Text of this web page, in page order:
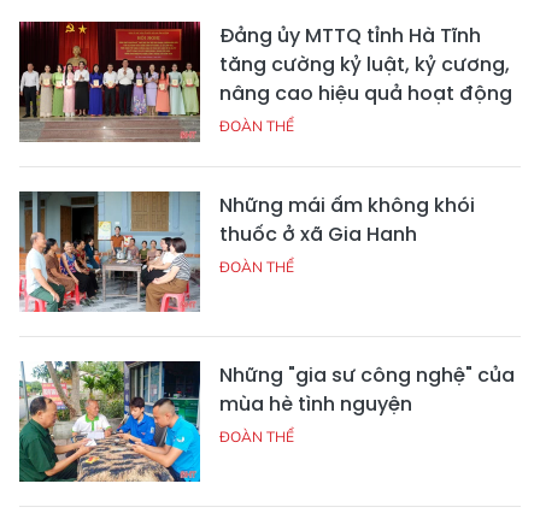
Đảng ủy MTTQ tỉnh Hà Tĩnh
tăng cường kỷ luật, kỷ cương,
nâng cao hiệu quả hoạt động
ĐOÀN THỂ
Những mái ấm không khói
thuốc ở xã Gia Hanh
ĐOÀN THỂ
Những "gia sư công nghệ" của
mùa hè tình nguyện
ĐOÀN THỂ